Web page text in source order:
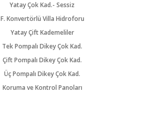
Yatay Çok Kad.- Sessiz
F. Konvertörlü Villa Hidroforu
Yatay Çift Kademeliler
Tek Pompalı Dikey Çok Kad.
Çift Pompalı Dikey Çok Kad.
Üç Pompalı Dikey Çok Kad.
Koruma ve Kontrol Panoları